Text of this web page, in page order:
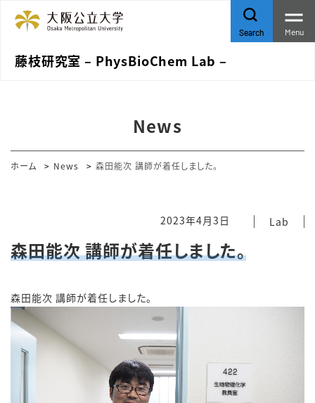
藤枝研究室 – PhysBioChem Lab –
Search Menu
News
ホーム News 森田能次 講師が着任しました。
2023年4月3日 Lab
森田能次 講師が着任しました。
森田能次 講師が着任しました。